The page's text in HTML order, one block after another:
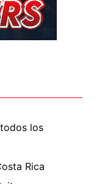
los
Rica